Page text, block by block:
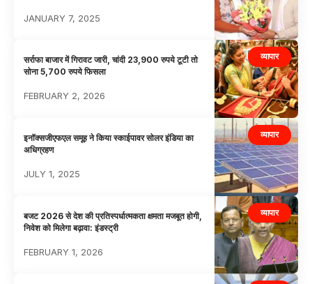
JANUARY 7, 2025
व्यापार
सर्राफा बाजार में गिरावट जारी, चांदी 23,900 रुपये टूटी तो
सोना 5,700 रुपये फिसला
FEBRUARY 2, 2026
व्यापार
इनॉक्सजीएफएल समूह ने किया स्काईपावर सोलर इंडिया का
अधिग्रहण
JULY 1, 2025
व्यापार
बजट 2026 से देश की प्रतिस्पर्धात्मकता क्षमता मजबूत होगी,
निवेश को मिलेगा बढ़ावा: इंडस्ट्री
FEBRUARY 1, 2026